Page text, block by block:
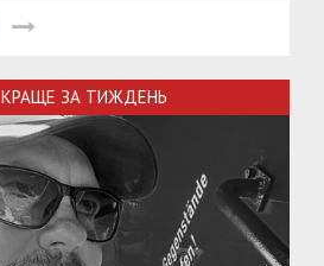
КРАЩЕ ЗА ТИЖДЕНЬ